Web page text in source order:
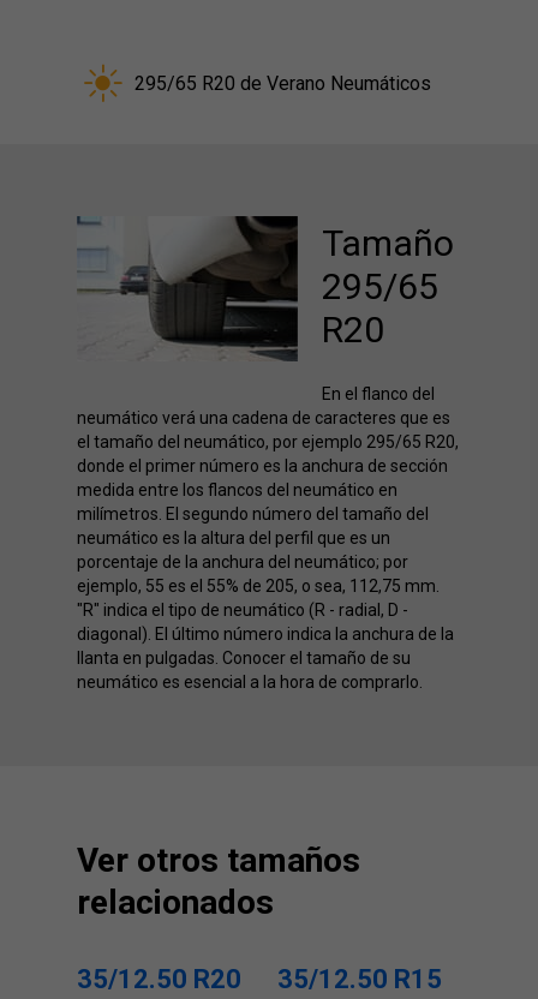
295/65 R20 de Verano Neumáticos
Tamaño
295/65
R20
En el flanco del
neumático verá una cadena de caracteres que es
el tamaño del neumático, por ejemplo 295/65 R20,
donde el primer número es la anchura de sección
medida entre los flancos del neumático en
milímetros. El segundo número del tamaño del
neumático es la altura del perfil que es un
porcentaje de la anchura del neumático; por
ejemplo, 55 es el 55% de 205, o sea, 112,75 mm.
"R" indica el tipo de neumático (R - radial, D -
diagonal). El último número indica la anchura de la
llanta en pulgadas. Conocer el tamaño de su
neumático es esencial a la hora de comprarlo.
Ver otros tamaños
relacionados
35/12.50 R20 35/12.50 R15